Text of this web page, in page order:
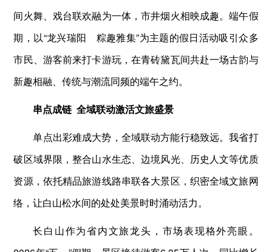
间火舞、戏台联欢融为一体，市井烟火相映成趣。端午假
期，以“龙兴瑞阳 粽趣雅集”为主题的假日活动吸引众多
市民、游客前来打卡游玩，在青砖黛瓦间共赴一场古韵与
新趣相融、传统与潮流同频的端午之约。
串点成链全域联动激活文旅盛景
单点出彩难成大势，全域联动方能行稳致远。我省打
破区域界限，整合山水生态、边境风光、历史人文等优质
资源，依托精品旅游线路串联各大景区，织密全域文旅网
络，让白山松水间的处处美景时时涌动活力。
长白山作为省内文旅龙头，市场表现格外亮眼。